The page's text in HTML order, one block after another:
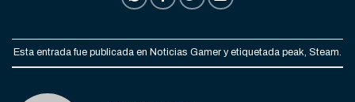
Esta entrada fue publicada en Noticias Gamer y etiquetada peak, Steam.